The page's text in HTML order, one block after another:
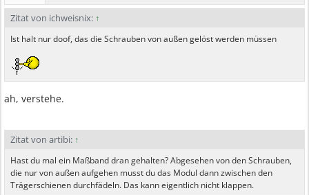
Zitat von ichweisnix: ↑
Ist halt nur doof, das die Schrauben von außen gelöst werden müssen
ah, verstehe.
Zitat von artibi: ↑
Hast du mal ein Maßband dran gehalten? Abgesehen von den Schrauben,
die nur von außen aufgehen musst du das Modul dann zwischen den
Trägerschienen durchfädeln. Das kann eigentlich nicht klappen.